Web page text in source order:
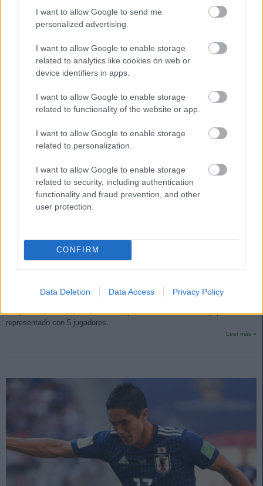
I want to allow Google to send me
personalized advertising.
I want to allow Google to enable storage
related to analytics like cookies on web or
device identifiers in apps.
I want to allow Google to enable storage
related to functionality of the website or app.
I want to allow Google to enable storage
related to personalization.
I want to allow Google to enable storage
related to security, including authentication
functionality and fraud prevention, and other
user protection.
CONFIRM
Data Deletion Data Access Privacy Policy
Budimir, Jony, Diakhaby....La jornada 20 nos dejó varios lesionados.
Leer más »
El 11 ideal de la jornada 20
Nesyri como flamante MVP con 21 puntos. El Athletic, el equipo más
representado con 5 jugadores.
Leer más »